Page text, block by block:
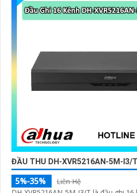
ĐẦU THU DH-XVR5216AN-5M-I3/
5%-35%
Liên Hệ